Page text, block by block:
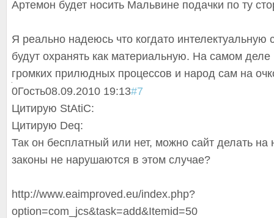
Артемон будет носить Мальвине подачки по ту
Я реально надеюсь что когдато интелектуальную
будут охранять как материальную. На самом деле
громких прилюдных процессов и народ сам на
0Гость08.09.2010 19:13#7
Цитирую StAtiC:
Цитирую Deq:
Так он бесплатный или нет, можно сайт делать на
законы не нарушаются в этом случае?
http://www.eaimproved.eu/index.php?
option=com_jcs&task=add&Itemid=50